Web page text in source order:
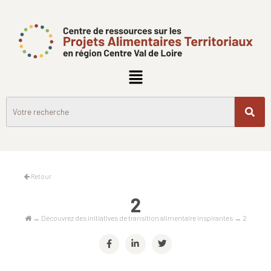
Retour
2
→ Découvrez des initiatives de transition alimentaire inspirantes→ 2